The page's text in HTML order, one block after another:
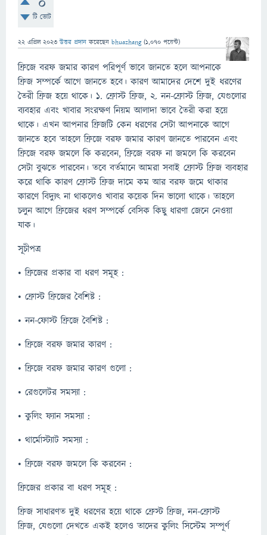
টি ভোট
22 এপ্রিল 2023 উত্তর প্রদান করেছেন bhuazhang (1,070 পয়েন্ট)
ফ্রিজে বরফ জমার কারণ পরিপূর্ণ ভাবে জানতে হলে আপনাকে
ফ্রিজ সম্পর্কে আগে জানতে হবে। কারণ আমাদের দেশে দুই ধরণের
তৈরী ফ্রিজ হয়ে থাকে। ১. ফ্রোস্ট ফ্রিজ, ২. নন-ফ্রোস্ট ফ্রিজ, যেগুলোর
ব্যবহার এবং খাবার সংরক্ষণ নিয়ম আলাদা ভাবে তৈরী করা হয়ে
থাকে। এখন আপনার ফ্রিজটি কেন ধরণের সেটা আপনাকে আগে
জানতে হবে তাহলে ফ্রিজে বরফ জমার কারণ জানতে পারবেন এবং
ফ্রিজে বরফ জমলে কি করবেন, ফ্রিজে বরফ না জমলে কি করবেন
সেটা বুঝতে পারবেন। তবে বর্তমানে আমরা সবাই ফ্রোস্ট ফ্রিজ ব্যবহার
করে থাকি কারণ ফ্রোস্ট ফ্রিজ দামে কম আর বরফ জমে থাকার
কারণে বিদ্যুৎ না থাকলেও খাবার কয়েক দিন ভালো থাকে। তাহলে
চলুন আগে ফ্রিজের ধরণ সম্পর্কে বেসিক কিছু ধারণা জেনে নেওয়া
যাক।
সূচীপত্র
• ফ্রিজের প্রকার বা ধরণ সমূহ :
• ফ্রোস্ট ফ্রিজের বৈশিষ্ট :
• নন-ফোস্ট ফ্রিজে বৈশিষ্ট :
• ফ্রিজে বরফ জমার কারণ :
• ফ্রিজে বরফ জমার কারণ গুলো :
• রেগুলেটর সমস্যা :
• কুলিং ফ্যান সমস্যা :
• থার্মোস্ট্যাট সমস্যা :
• ফ্রিজে বরফ জমলে কি করবেন :
ফ্রিজের প্রকার বা ধরণ সমূহ :
ফ্রিজ সাধারণত দুই ধরণের হয়ে থাকে ফ্রেস্ট ফ্রিজ, নন-ফ্রোস্ট
ফ্রিজ, যেগুলো দেখতে একই হলেও তাদের কুলিং সিস্টেম সম্পূর্ণ